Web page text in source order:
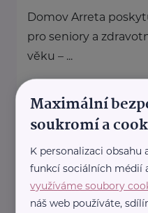
Domov Arreta
pro seniory a
věku – ...
+420 495 523 414
domov@arreta.cz
Domov Na
organizace
Rokytnice 1 Rokytnice
Maximální
soukromí a
K personalizaci obsahu
funkcí sociálních médií
využíváme soubory
náš web používáte,